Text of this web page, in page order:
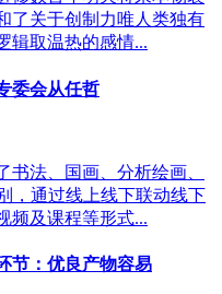
了关于创制力唯人类独有
辑取温热的感情...
委会从任哲
法、国画、分析绘画、
，通过线上线下联动线下
频及课程等形式...
节：优良产物容易